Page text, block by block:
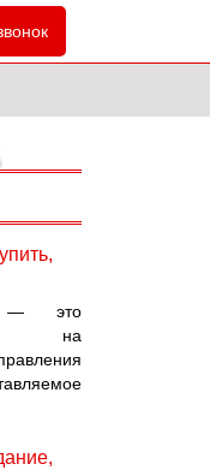
— это
на